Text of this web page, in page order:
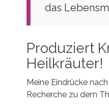
das
Produziert
Heilkräuter!
Meine Eindrücke
Recherche zu dem